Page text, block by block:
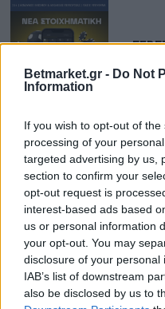
Betmarket.gr - Do Not
Information
If you wish to opt-out of
processing of your
targeted advertising by us,
section to confirm your
opt-out request is
interest-based ads based
us or personal information
your opt-out. You may
disclosure of your
IAB’s list of downstream
also be disclosed by us to
ΑΝΑΛΎΣΕΙΣ
Ποδόσφαιρο
Μπάσκετ
Τένις
Φόρμουλα 1